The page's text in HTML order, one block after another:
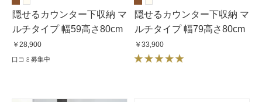
隠せるカウンター下収納 マ
ルチタイプ 幅59高さ80cm
￥28,900
口コミ募集中
隠せるカウンター下収納 マ
ルチタイプ 幅79高さ80cm
￥33,900